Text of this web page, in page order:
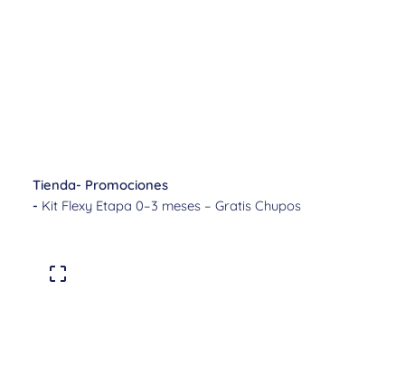
Tienda- Promociones
- Kit Flexy Etapa 0–3 meses – Gratis Chupos